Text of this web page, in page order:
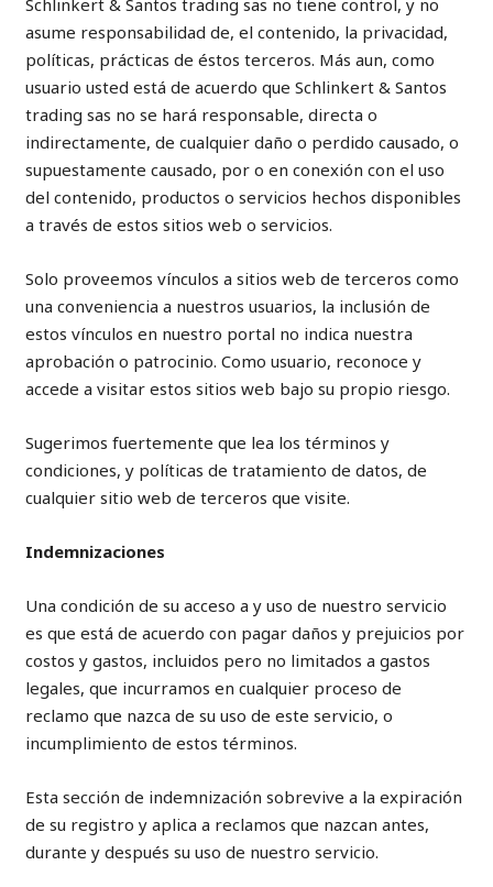
asume responsabilidad de, el contenido, la privacidad,
políticas, prácticas de éstos terceros. Más aun, como
usuario usted está de acuerdo que Schlinkert & Santos
trading sas no se hará responsable, directa o
indirectamente, de cualquier daño o perdido causado, o
supuestamente causado, por o en conexión con el uso
del contenido, productos o servicios hechos disponibles
a través de estos sitios web o servicios.
Solo proveemos vínculos a sitios web de terceros como
una conveniencia a nuestros usuarios, la inclusión de
estos vínculos en nuestro portal no indica nuestra
aprobación o patrocinio. Como usuario, reconoce y
accede a visitar estos sitios web bajo su propio riesgo.
Sugerimos fuertemente que lea los términos y
condiciones, y políticas de tratamiento de datos, de
cualquier sitio web de terceros que visite.
Indemnizaciones
Una condición de su acceso a y uso de nuestro servicio
es que está de acuerdo con pagar daños y prejuicios por
costos y gastos, incluidos pero no limitados a gastos
legales, que incurramos en cualquier proceso de
reclamo que nazca de su uso de este servicio, o
incumplimiento de estos términos.
Esta sección de indemnización sobrevive a la expiración
de su registro y aplica a reclamos que nazcan antes,
durante y después su uso de nuestro servicio.